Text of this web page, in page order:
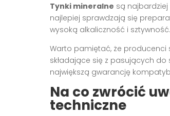
Tynki mineralne są
najlepiej sprawdzają się
wysoką alkaliczność i sztywność.
Warto pamiętać, że producenci
składające się z pasujących
największą gwarancję
Na co zwrócić
techniczne